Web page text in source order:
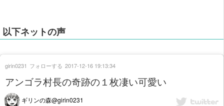
以下ネットの声
アンゴラ村長の奇跡の１枚凄い可愛い
ギリンの森@girin0231
girin0231 フォローする 2017-12-16 19:13:34